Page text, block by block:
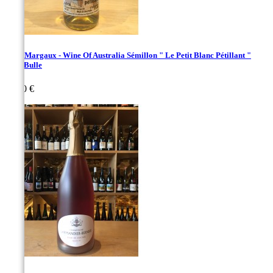
Lucy Margaux - Wine Of Australia Sémillon " Le Petit Blanc Pétillant "
2020 Bulle
32,00 €